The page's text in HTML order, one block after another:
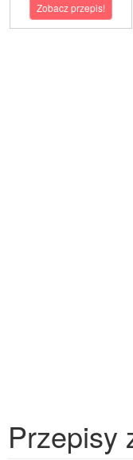
Zobacz przepis!
Przepisy